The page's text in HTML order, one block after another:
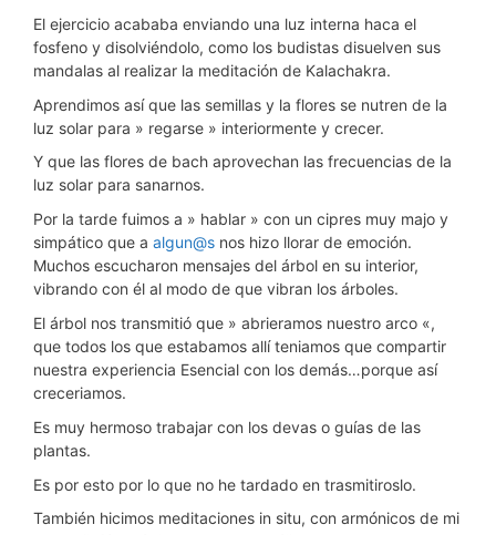
El ejercicio acababa enviando una luz interna haca el
fosfeno y disolviéndolo, como los budistas disuelven sus
mandalas al realizar la meditación de Kalachakra.
Aprendimos así que las semillas y la flores se nutren de la
luz solar para » regarse » interiormente y crecer.
Y que las flores de bach aprovechan las frecuencias de la
luz solar para sanarnos.
Por la tarde fuimos a » hablar » con un cipres muy majo y
simpático que a algun@s nos hizo llorar de emoción.
Muchos escucharon mensajes del árbol en su interior,
vibrando con él al modo de que vibran los árboles.
El árbol nos transmitió que » abrieramos nuestro arco «,
que todos los que estabamos allí teniamos que compartir
nuestra experiencia Esencial con los demás…porque así
creceriamos.
Es muy hermoso trabajar con los devas o guías de las
plantas.
Es por esto por lo que no he tardado en trasmitiroslo.
También hicimos meditaciones in situ, con armónicos de mi